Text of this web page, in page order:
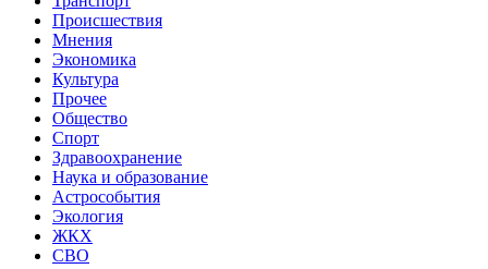
Происшествия
Мнения
Экономика
Культура
Прочее
Общество
Спорт
Здравоохранение
Наука и образование
Астрособытия
Экология
ЖКХ
СВО